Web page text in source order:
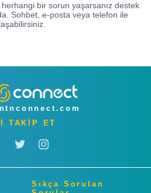
herhangi bir sorun yaşarsanız destek
Sohbet, e-posta veya telefon ile
TAKİP ET
Sıkça Sorulan